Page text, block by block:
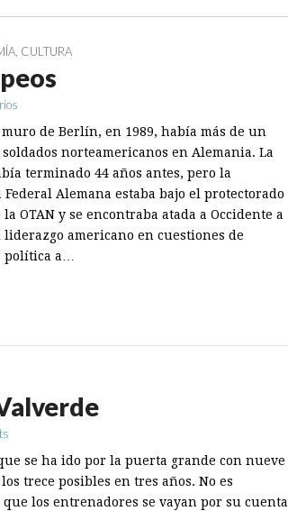
CULTURA
de Berlín, en 1989, había más de un
norteamericanos en Alemania. La
terminado 44 años antes, pero la
Federal Alemana estaba bajo el protectorado
OTAN y se encontraba atada a Occidente a
liderazgo americano en cuestiones de
política a…
se ha ido por la puerta grande con nueve
trece posibles en tres años. No es
los entrenadores se vayan por su cuenta